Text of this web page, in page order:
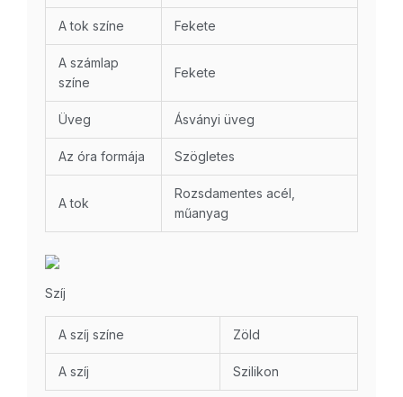
A tok színe Fekete
A számlap
színe
Fekete
Üveg Ásványi üveg
Az óra formája Szögletes
A tok
Rozsdamentes acél,
műanyag
Szíj
A szíj színe Zöld
A szíj Szilikon